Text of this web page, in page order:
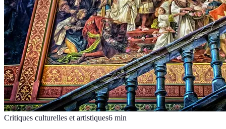
Critiques culturelles et artistiques6 min